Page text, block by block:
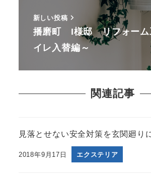
新しい投稿
播磨町 I様邸 リフォーム
イレ入替編～
関連記事
見落とせない安全対策を玄関廻り
2018年9月17日 エクステリア